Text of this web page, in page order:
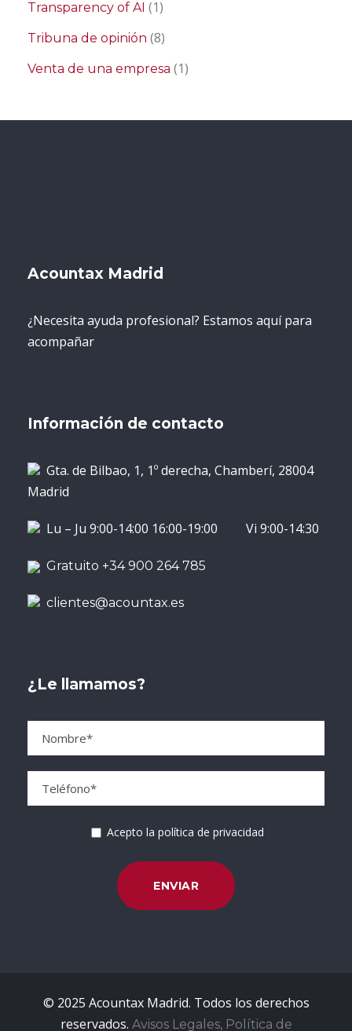
Transparency of AI (1)
Tribuna de opinión (8)
Venta de una empresa (1)
Acountax Madrid
¿Necesita ayuda profesional? Estamos aquí para
acompañar
Información de contacto
Gta. de Bilbao, 1, 1º derecha, Chamberí, 28004
Madrid
Lu – Ju 9:00-14:00 16:00-19:00 Vi 9:00-14:30
Gratuito +34 900 264 785
clientes@acountax.es
¿Le llamamos?
Acepto la política de privacidad
© 2025 Acountax Madrid. Todos los derechos
reservados. Avisos Legales, Política de